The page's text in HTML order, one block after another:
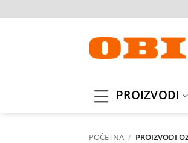
to
PROIZVODI
POČETNA / PROIZVODI